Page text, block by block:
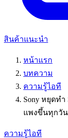
สินค้าแนะนำ
หน้าแรก
บทความ
ความรู้ไอที
Sony หยุดทำ
แพงขึ้นทุกวัน
ความรู้ไอที